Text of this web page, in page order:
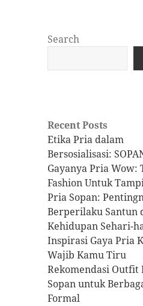
Search
Recent Posts
Etika Pria dalam
Bersosialisasi:
Gayanya Pria Wow:
Fashion Untuk
Pria Sopan:
Berperilaku Santun
Kehidupan Sehari-
Inspirasi Gaya Pria
Wajib Kamu Tiru
Rekomendasi Outfit
Sopan untuk
Formal